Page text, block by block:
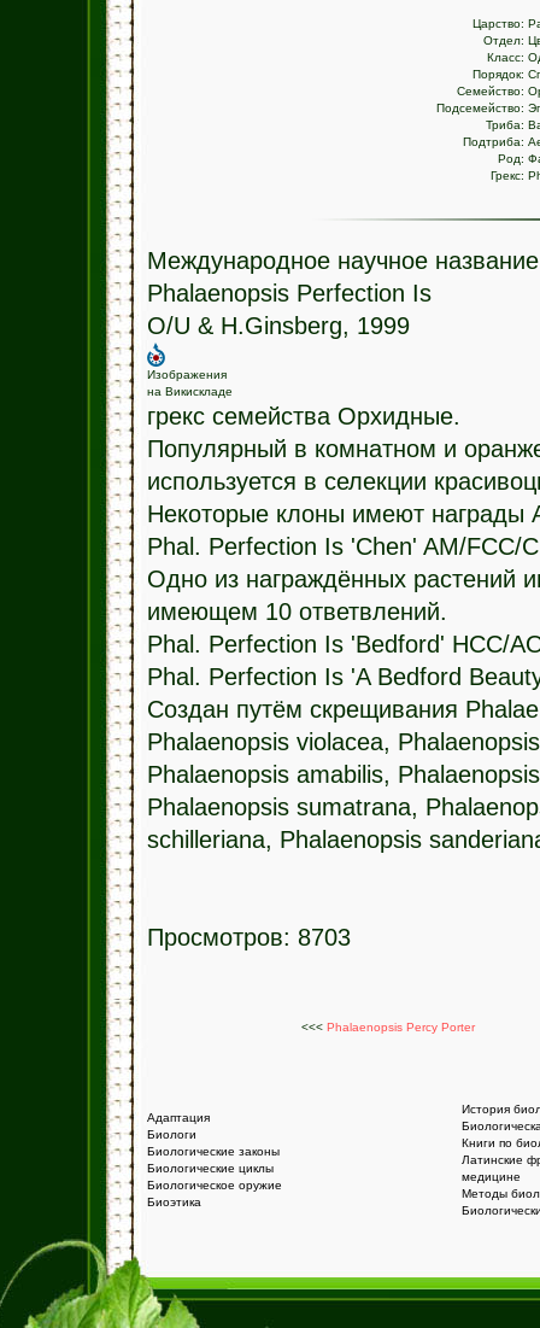
Царство:
Отдел:
Класс:
Порядок:
Семейство:
Подсемейство:
Триба:
Подтриба:
Род:
Грекс:
Международное научное название
Phalaenopsis Perfection Is
O/U & H.Ginsberg, 1999
Изображения
на Викискладе
грекс семейства Орхидные.
Популярный в комнатном и
используется в селекции
Некоторые клоны имеют награды
Phal. Perfection Is 'Chen' AM/FCC/
Одно из награждённых растений
имеющем 10 ответвлений.
Phal. Perfection Is 'Bedford' HCC/
Phal. Perfection Is 'A Bedford
Создан путём скрещивания
Phalaenopsis violacea,
Phalaenopsis amabilis,
Phalaenopsis sumatrana,
schilleriana, Phalaenopsis
Просмотров: 8703
<<< Phalaenopsis Percy Porter
Адаптация
Биологи
Биологические законы
Биологические циклы
Биологическое оружие
Биоэтика
История
Книги по
Латинские
медицине
Методы